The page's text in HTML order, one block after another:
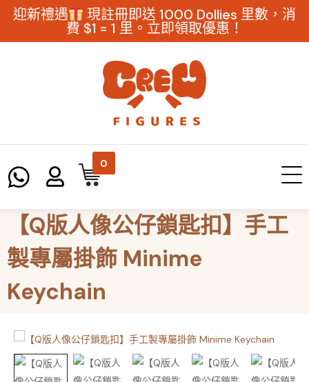
迎新禮遇 現註冊即送 1000 Dollies 里數，消
費 $1 = 1 里。立即領取優惠！
0
【Q版人像公仔鎖匙扣】手工
製專屬掛飾 Minime
Keychain